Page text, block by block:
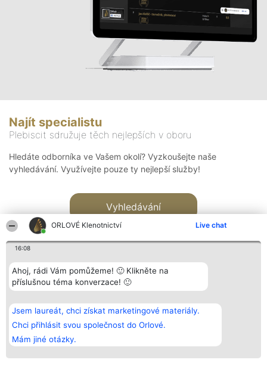
ORLOVÉ Klenotnictví Live chat
16:08
Ahoj, rádi Vám pomůžeme! 🙂 Klikněte na
příslušnou téma konverzace! 🙂
Jsem laureát, chci získat marketingové materiály.
Chci přihlásit svou společnost do Orlové.
Mám jiné otázky.
Najít specialistu
Plebiscit sdružuje těch nejlepších v oboru
Hledáte odborníka ve Vašem okolí? Vyzkoušejte naše
vyhledávání. Využívejte pouze ty nejlepší služby!
Vyhledávání
Bright Side Solutions sp. z o.
o. sp. k.
ul. Ruska 22
Wrocław 50-079
KRS 0000749100 | Regon
381313360 | NIP 8943132676
Vítězové
Seznam všech
laureátů
Zásady
Zásady
Kontakt